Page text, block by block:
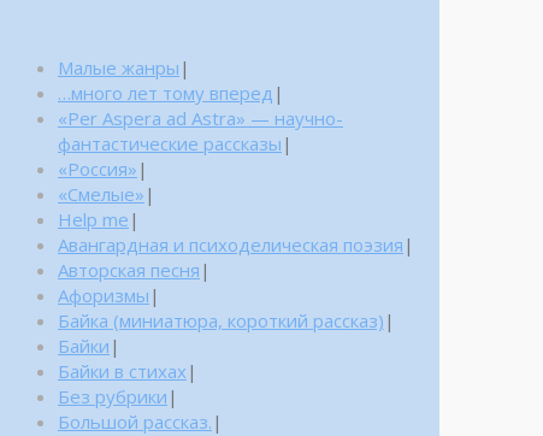
Малые жанры |
…много лет тому вперед |
«Per Aspera ad Astra» — научно-
фантастические рассказы |
«Россия» |
«Смелые» |
Help me |
Авангардная и психоделическая поэзия |
Авторская песня |
Афоризмы |
Байка (миниатюра, короткий рассказ) |
Байки |
Байки в стихах |
Без рубрики |
Большой рассказ. |